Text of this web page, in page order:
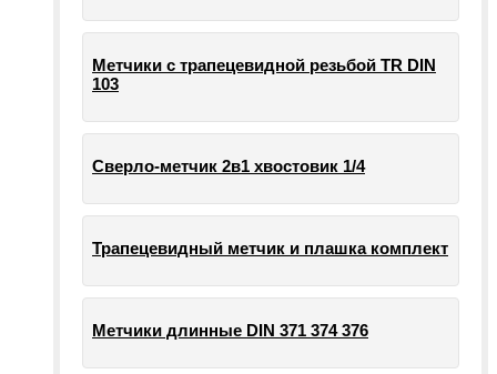
Метчики с трапецевидной резьбой TR DIN
103
Сверло-метчик 2в1 хвостовик 1/4
Трапецевидный метчик и плашка комплект
Метчики длинные DIN 371 374 376